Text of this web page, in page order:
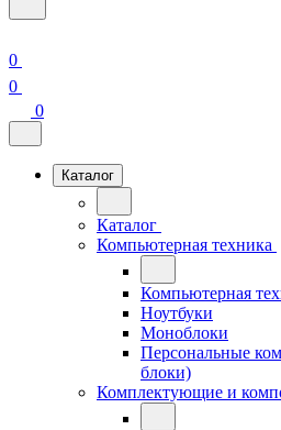
0
0
0
Каталог
Каталог
Компьютерная техника
Компьютерная
Ноутбуки
Моноблоки
Персональные
блоки)
Комплектующие и